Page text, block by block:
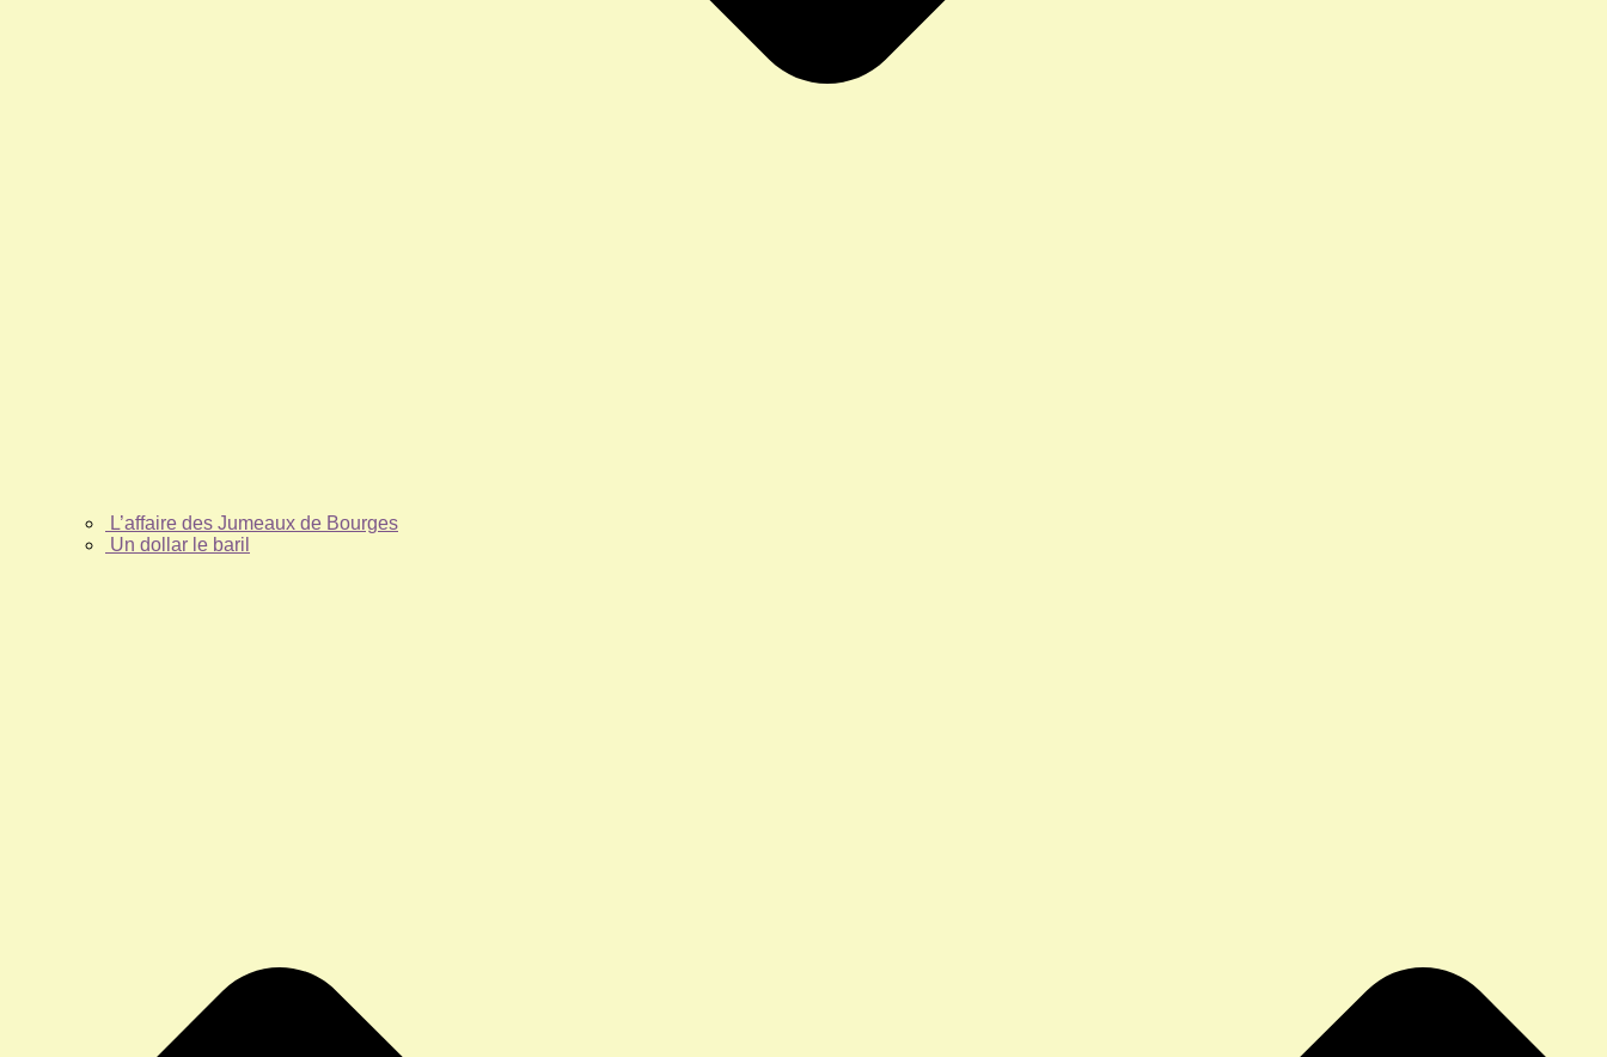
L’affaire des Jumeaux de Bourges
Un dollar le baril